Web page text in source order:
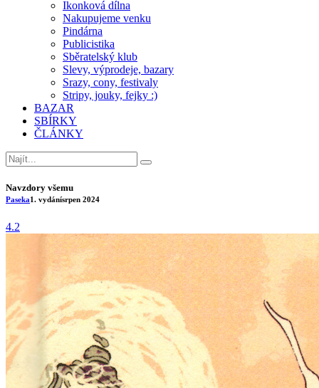
Ikonková dílna
Nakupujeme venku
Pindárna
Publicistika
Sběratelský klub
Slevy, výprodeje, bazary
Srazy, cony, festivaly
Stripy, jouky, fejky :)
BAZAR
SBÍRKY
ČLÁNKY
Navzdory všemu
Paseka1. vydánísrpen 2024
4.2